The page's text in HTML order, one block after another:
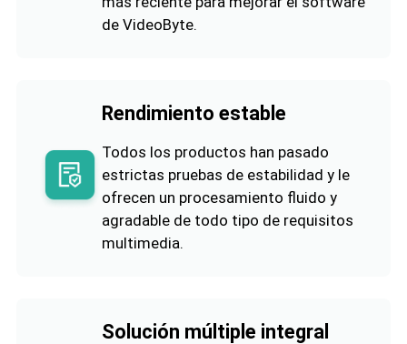
de VideoByte.
Rendimiento estable
Todos los productos han pasado
estrictas pruebas de estabilidad y le
ofrecen un procesamiento fluido y
agradable de todo tipo de requisitos
multimedia.
Solución múltiple integral